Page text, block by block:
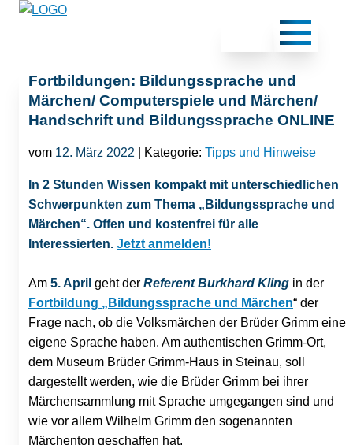
Fortbildungen: Bildungssprache und
Märchen/ Computerspiele und Märchen/
Handschrift und Bildungssprache ONLINE
vom 12. März 2022 | Kategorie: Tipps und Hinweise
In 2 Stunden Wissen kompakt mit unterschiedlichen
Schwerpunkten zum Thema „Bildungssprache und
Märchen“. Offen und kostenfrei für alle
Interessierten. Jetzt anmelden!
Am 5. April geht der Referent Burkhard Kling in der
Fortbildung „Bildungssprache und Märchen“ der
Frage nach, ob die Volksmärchen der Brüder Grimm eine
eigene Sprache haben. Am authentischen Grimm-Ort,
dem Museum Brüder Grimm-Haus in Steinau, soll
dargestellt werden, wie die Brüder Grimm bei ihrer
Märchensammlung mit Sprache umgegangen sind und
wie vor allem Wilhelm Grimm den sogenannten
Märchenton geschaffen hat.